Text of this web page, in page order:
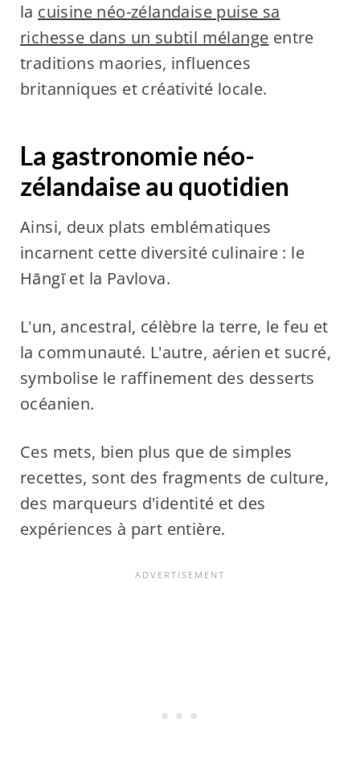
la cuisine néo-zélandaise puise sa
richesse dans un subtil mélange entre
traditions maories, influences
britanniques et créativité locale.
La gastronomie néo-
zélandaise au quotidien
Ainsi, deux plats emblématiques
incarnent cette diversité culinaire : le
Hāngī et la Pavlova.
L'un, ancestral, célèbre la terre, le feu et
la communauté. L'autre, aérien et sucré,
symbolise le raffinement des desserts
océanien.
Ces mets, bien plus que de simples
recettes, sont des fragments de culture,
des marqueurs d'identité et des
expériences à part entière.